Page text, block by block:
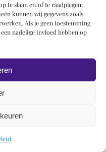
te slaan en/of te raadplegen.
kunnen wij gegevens zoals
Als je geen toestemming
nadelige invloed hebben op
byROCK Design